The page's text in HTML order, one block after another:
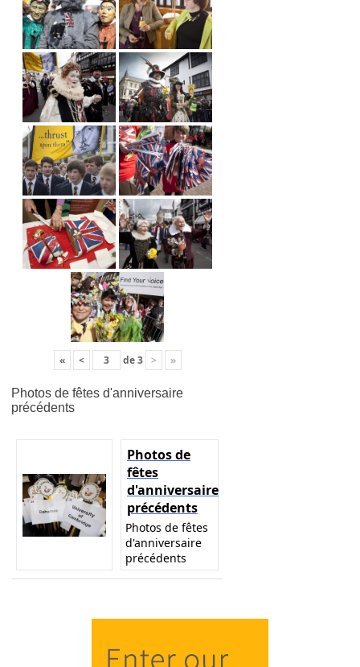
« < de3 > »
Photos de fêtes d'anniversaire
précédents
Photos de
fêtes
d'anniversaire
précédents
Photos de fêtes
d'anniversaire
précédents